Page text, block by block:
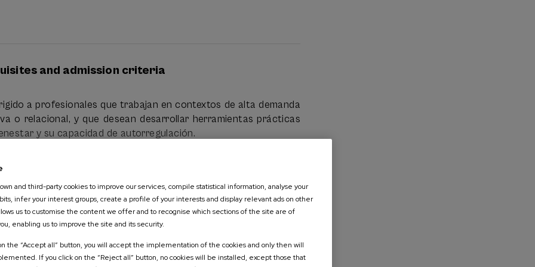
What are you looking for?
y autobservación) para recuperar la calma en entornos de
en respuestas proactivas y saludables.
de autorregulación integrando rutinas breves en su
personal.
and admission criteria
a profesionales que trabajan en contextos de alta demanda
o relacional, y que desean desarrollar herramientas prácticas
y su capacidad de autorregulación.
para:
de la educación
ámbito deportivo
experience according to EQF European
and third-party cookies to improve our services, compile statistical information, analyse your
infer your interest groups, create a profile of your interests and display relevant ads on other
us to customise the content we offer and to recognise which sections of the site are of
enabling us to improve the site and its security.
the “Accept all” button, you will accept the implementation of the cookies and only then will
If you click on the “Reject all” button, no cookies will be installed, except those that